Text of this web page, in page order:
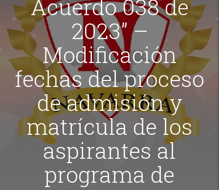
Acuerdo 038 de
2023” –
Modificación
fechas del proceso
de admisión y
matrícula de los
aspirantes al
programa de